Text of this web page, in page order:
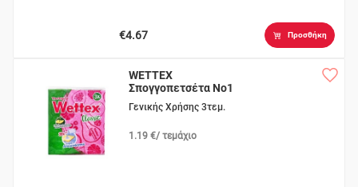
€4.67 Προσθήκη
WETTEX
Σπογγοπετσέτα Νο1
Γενικής Χρήσης 3τεμ.
1.19 €/ τεμάχιο